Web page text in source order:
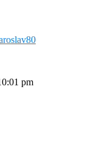
pm